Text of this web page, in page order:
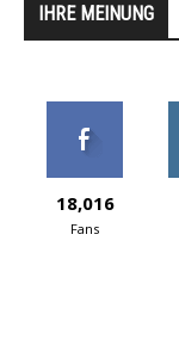
IHRE MEINUNG
18,016
Fans